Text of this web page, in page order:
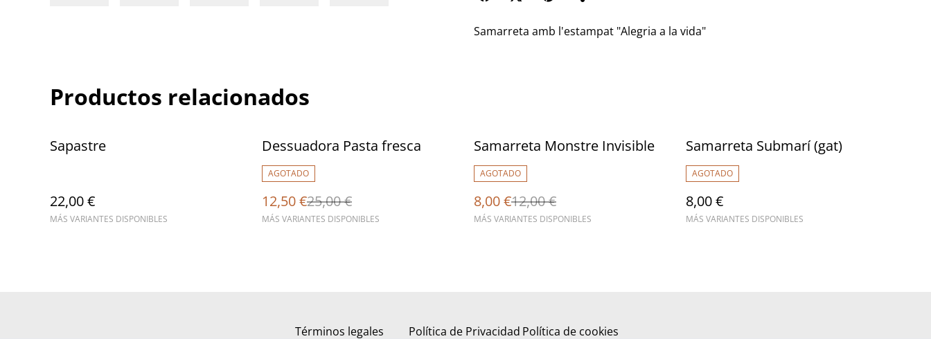
Samarreta amb l'estampat "Alegria a la vida"
Productos relacionados
Sapastre
22,00 €
MÁS VARIANTES DISPONIBLES
%
Dessuadora Pasta fresca
AGOTADO
12,50 €25,00 €
MÁS VARIANTES DISPONIBLES
%
Samarreta Monstre Invisible
AGOTADO
8,00 €12,00 €
MÁS VARIANTES DISPONIBLES
Samarreta Submarí (gat)
AGOTADO
8,00 €
MÁS VARIANTES DISPONIBLES
Términos legales Política de Privacidad Política de cookies